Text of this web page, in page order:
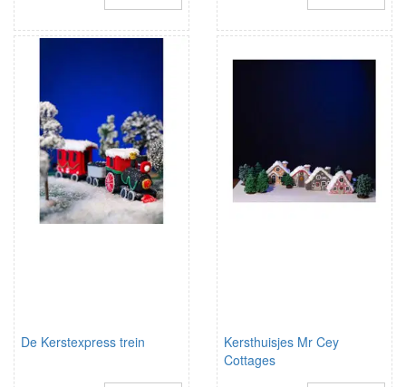
De Kerstexpress trein
Kersthuisjes Mr Cey
Cottages